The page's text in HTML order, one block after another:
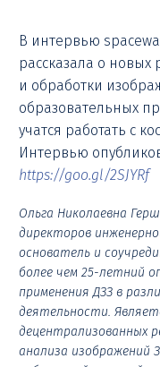
В интервью
рассказала о новых
и обработки
образовательных
учатся работать с
Интервью
https://goo.gl/2SJYRf
Ольга Николаевна
директоров
основатель и
более чем 25-летний
применения ДЗЗ в
деятельности.
децентрализованных
анализа изображений